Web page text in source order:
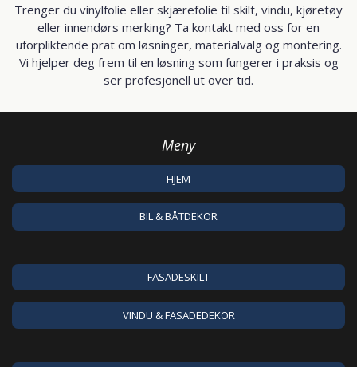
Trenger du vinylfolie eller skjærefolie til skilt, vindu, kjøretøy
eller innendørs merking? Ta kontakt med oss for en
uforpliktende prat om løsninger, materialvalg og montering.
Vi hjelper deg frem til en løsning som fungerer i praksis og
ser profesjonell ut over tid.
Meny
HJEM
BIL & BÅTDEKOR
FASADESKILT
VINDU & FASADEDEKOR